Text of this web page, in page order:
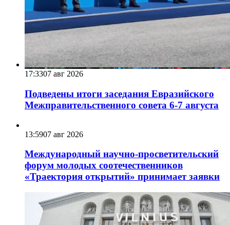
17:3307 авг 2026
Подведены итоги заседания Евразийского
Межправительственного совета 6-7 августа
13:5907 авг 2026
Международный научно-просветительский
форум молодых соотечественников
«Траектория открытий» принимает заявки